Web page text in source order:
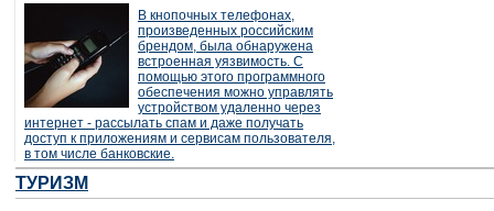
В кнопочных телефонах,
произведенных российским
брендом, была обнаружена
встроенная уязвимость. С
помощью этого программного
обеспечения можно управлять
устройством удаленно через
интернет - рассылать спам и даже получать
доступ к приложениям и сервисам пользователя,
в том числе банковские.
ТУРИЗМ